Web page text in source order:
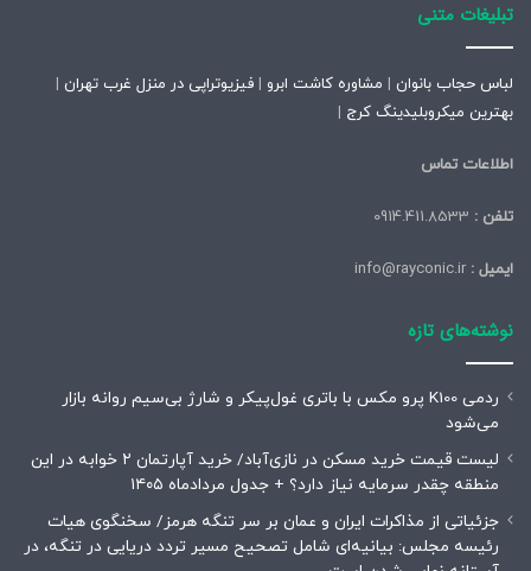
تبلیغات متنی
لباس حجاب بانوان | مشاوره کاشت ابرو | فیزیوتراپی در منزل غرب تهران |
بهترین میکروبلیدینگ کرج |
اطلاعات تماس
تلفن :
ایمیل :
نوشته‌های تازه
ردمی K100 پرو مکس با باتری غول‌پیکر و شارژ بی‌سیم روانه بازار
می‌شود
لیست قیمت خرید مسکن در نازی‌آباد/ خرید آپارتمان ۲ خوابه در این
منطقه چقدر سرمایه نیاز دارد؟ + جدول مردادماه ۱۴۰۵
جزئیاتی از مذاکرات ایران و عمان بر سر تنگه هرمز/ سخنگوی هیات
رئیسه مجلس: بیانیه‌ای شامل تصحیح مسیر تردد دریایی در تنگه، در